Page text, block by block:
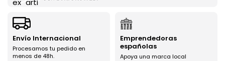
Envío Internacional
Procesamos tu pedido en
menos de 48h.
Emprendedoras
españolas
Apoya una marca local